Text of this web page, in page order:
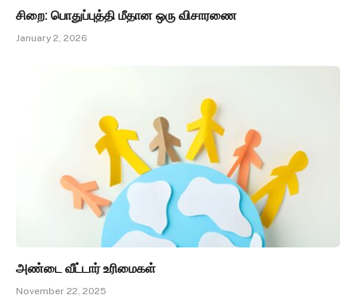
சிறை: பொதுப்புத்தி மீதான ஒரு விசாரணை
January 2, 2026
அண்டை வீட்டார் உரிமைகள்
November 22, 2025